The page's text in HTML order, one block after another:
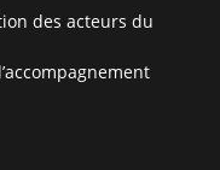
des acteurs du